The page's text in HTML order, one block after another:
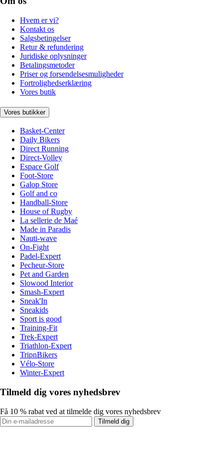
Hvem er vi?
Kontakt os
Salgsbetingelser
Retur & refundering
Juridiske oplysninger
Betalingsmetoder
Priser og forsendelsesmuligheder
Fortrolighedserklæring
Vores butik
Vores butikker
Basket-Center
Daily Bikers
Direct Running
Direct-Volley
Espace Golf
Foot-Store
Galop Store
Golf and co
Handball-Store
House of Rugby
La sellerie de Maé
Made in Paradis
Nauti-wave
On-Fight
Padel-Expert
Pecheur-Store
Pet and Garden
Slowood Interior
Smash-Expert
Sneak'In
Sneakids
Sport is good
Training-Fit
Trek-Expert
Triathlon-Expert
TripnBikers
Vélo-Store
Winter-Expert
Tilmeld dig vores nyhedsbrev
Få 10 % rabat ved at tilmelde dig vores nyhedsbrev
Tilmeld dig